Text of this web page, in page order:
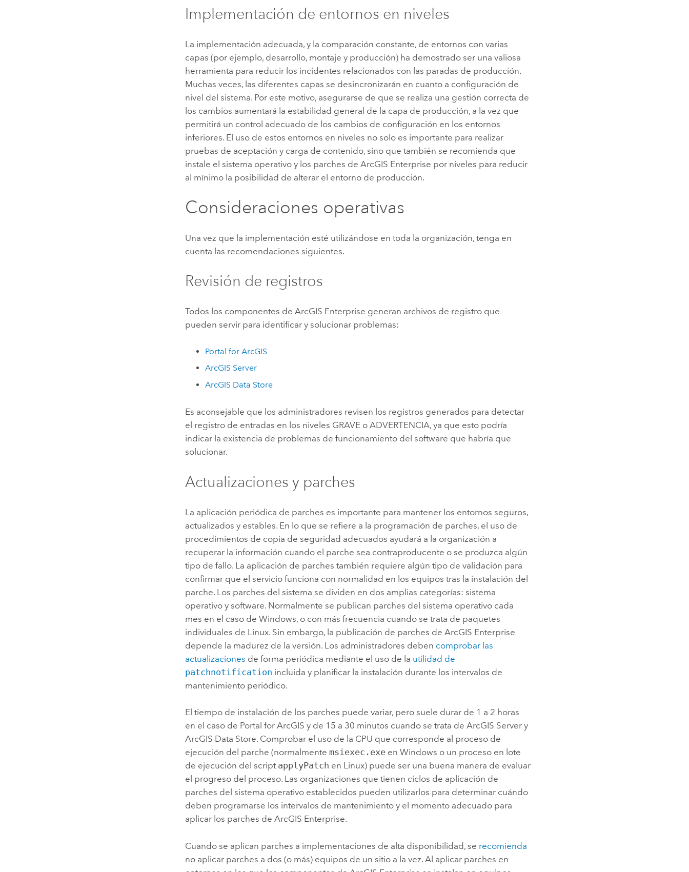
Implementación de entornos en niveles
La implementación adecuada, y la comparación constante, de entornos con varias
capas (por ejemplo, desarrollo, montaje y producción) ha demostrado ser una valiosa
herramienta para reducir los incidentes relacionados con las paradas de producción.
Muchas veces, las diferentes capas se desincronizarán en cuanto a configuración de
nivel del sistema. Por este motivo, asegurarse de que se realiza una gestión correcta de
los cambios aumentará la estabilidad general de la capa de producción, a la vez que
permitirá un control adecuado de los cambios de configuración en los entornos
inferiores. El uso de estos entornos en niveles no solo es importante para realizar
pruebas de aceptación y carga de contenido, sino que también se recomienda que
instale el sistema operativo y los parches deArcGIS Enterprise por niveles para reducir
al mínimo la posibilidad de alterar el entorno de producción.
Consideraciones operativas
Una vez que la implementación esté utilizándose en toda la organización, tenga en
cuenta las recomendaciones siguientes.
Revisión de registros
Todos los componentes deArcGIS Enterprise generan archivos de registro que
pueden servir para identificar y solucionar problemas:
Portal for ArcGIS
ArcGIS Server
ArcGIS Data Store
Es aconsejable que los administradores revisen los registros generados para detectar
el registro de entradas en los niveles GRAVE o ADVERTENCIA, ya que esto podría
indicar la existencia de problemas de funcionamiento del software que habría que
solucionar.
Actualizaciones y parches
La aplicación periódica de parches es importante para mantener los entornos seguros,
actualizados y estables. En lo que se refiere a la programación de parches, el uso de
procedimientos de copia de seguridad adecuados ayudará a la organización a
recuperar la información cuando el parche sea contraproducente o se produzca algún
tipo de fallo. La aplicación de parches también requiere algún tipo de validación para
confirmar que el servicio funciona con normalidad en los equipos tras la instalación del
parche. Los parches del sistema se dividen en dos amplias categorías: sistema
operativo y software. Normalmente se publican parches del sistema operativo cada
mes en el caso deWindows, o con más frecuencia cuando se trata de paquetes
individuales de Linux. Sin embargo, la publicación de parches deArcGIS Enterprise
depende la madurez de la versión. Los administradores deben comprobar las
actualizaciones de forma periódica mediante el uso de la utilidad de
patchnotification incluida y planificar la instalación durante los intervalos de
mantenimiento periódico.
El tiempo de instalación de los parches puede variar, pero suele durar de 1 a 2 horas
en el caso de Portal for ArcGIS y de 15 a 30 minutos cuando se trata deArcGIS Server y
ArcGIS Data Store. Comprobar el uso de la CPU que corresponde al proceso de
ejecución del parche (normalmente msiexec.exe enWindows o un proceso en lote
de ejecución del script applyPatch en Linux) puede ser una buena manera de evaluar
el progreso del proceso. Las organizaciones que tienen ciclos de aplicación de
parches del sistema operativo establecidos pueden utilizarlos para determinar cuándo
deben programarse los intervalos de mantenimiento y el momento adecuado para
aplicar los parches deArcGIS Enterprise.
Cuando se aplican parches a implementaciones de alta disponibilidad, se recomienda
no aplicar parches a dos (o más) equipos de un sitio a la vez. Al aplicar parches en